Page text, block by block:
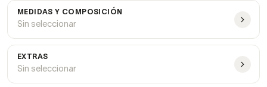
MEDIDAS Y COMPOSICIÓN
Sin seleccionar
EXTRAS
Sin seleccionar